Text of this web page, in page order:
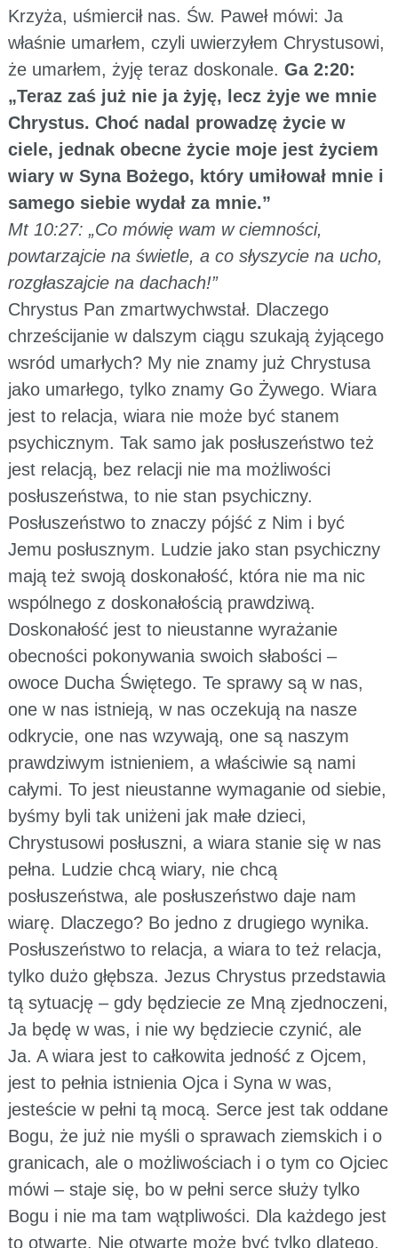
Krzyża, uśmiercił nas. Św. Paweł mówi: Ja
właśnie umarłem, czyli uwierzyłem Chrystusowi,
że umarłem, żyję teraz doskonale. Ga 2:20:
„Teraz zaś już nie ja żyję, lecz żyje we mnie
Chrystus. Choć nadal prowadzę życie w
ciele, jednak obecne życie moje jest życiem
wiary w Syna Bożego, który umiłował mnie i
samego siebie wydał za mnie.”
Mt 10:27: „Co mówię wam w ciemności,
powtarzajcie na świetle, a co słyszycie na ucho,
rozgłaszajcie na dachach!”
Chrystus Pan zmartwychwstał. Dlaczego
chrześcijanie w dalszym ciągu szukają żyjącego
wsród umarłych? My nie znamy już Chrystusa
jako umarłego, tylko znamy Go Żywego. Wiara
jest to relacja, wiara nie może być stanem
psychicznym. Tak samo jak posłuszeństwo też
jest relacją, bez relacji nie ma możliwości
posłuszeństwa, to nie stan psychiczny.
Posłuszeństwo to znaczy pójść z Nim i być
Jemu posłusznym. Ludzie jako stan psychiczny
mają też swoją doskonałość, która nie ma nic
wspólnego z doskonałością prawdziwą.
Doskonałość jest to nieustanne wyrażanie
obecności pokonywania swoich słabości –
owoce Ducha Świętego. Te sprawy są w nas,
one w nas istnieją, w nas oczekują na nasze
odkrycie, one nas wzywają, one są naszym
prawdziwym istnieniem, a właściwie są nami
całymi. To jest nieustanne wymaganie od siebie,
byśmy byli tak uniżeni jak małe dzieci,
Chrystusowi posłuszni, a wiara stanie się w nas
pełna. Ludzie chcą wiary, nie chcą
posłuszeństwa, ale posłuszeństwo daje nam
wiarę. Dlaczego? Bo jedno z drugiego wynika.
Posłuszeństwo to relacja, a wiara to też relacja,
tylko dużo głębsza. Jezus Chrystus przedstawia
tą sytuację – gdy będziecie ze Mną zjednoczeni,
Ja będę w was, i nie wy będziecie czynić, ale
Ja. A wiara jest to całkowita jedność z Ojcem,
jest to pełnia istnienia Ojca i Syna w was,
jesteście w pełni tą mocą. Serce jest tak oddane
Bogu, że już nie myśli o sprawach ziemskich i o
granicach, ale o możliwościach i o tym co Ojciec
mówi – staje się, bo w pełni serce służy tylko
Bogu i nie ma tam wątpliwości. Dla każdego jest
to otwarte. Nie otwarte może być tylko dlatego,